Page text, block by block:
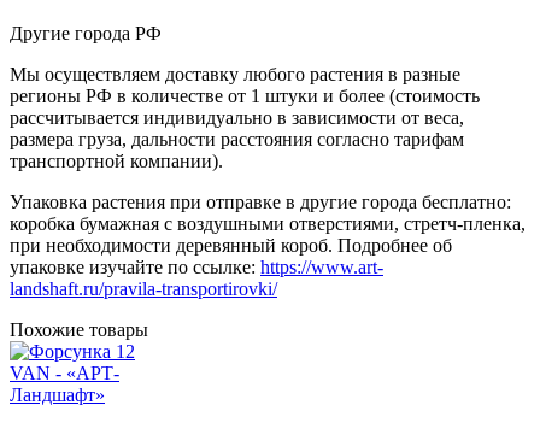
Другие города РФ
Мы осуществляем доставку любого растения в разные
регионы РФ в количестве от 1 штуки и более (стоимость
рассчитывается индивидуально в зависимости от веса,
размера груза, дальности расстояния согласно тарифам
транспортной компании).
Упаковка растения при отправке в другие города бесплатно:
коробка бумажная с воздушными отверстиями, стретч-пленка,
при необходимости деревянный короб. Подробнее об
упаковке изучайте по ссылке: https://www.art-
landshaft.ru/pravila-transportirovki/
Похожие товары